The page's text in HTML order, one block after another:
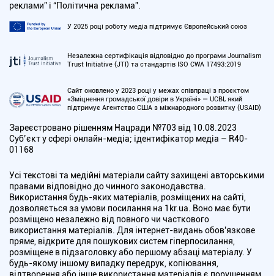
реклами” і “Політична реклама”.
У 2025 році роботу медіа підтримує Європейський союз
Незалежна сертифікація відповідно до програми Journalism
Trust Initiative (JTI) та стандартів ISO CWA 17493:2019
Сайт оновлено у 2023 році у межах співпраці з проєктом
«Зміцнення громадської довіри в Україні» — UCBI, який
підтримує Агентство США з міжнародного розвитку (USAID)
Зареєстровано рішенням Нацради №703 від 10.08.2023
Cуб’єкт у сфері онлайн-медіа; ідентифікатор медіа – R40-
01168
Усі текстові та медійні матеріали сайту захищені авторськими
правами відповідно до чинного законодавства.
Використання будь-яких матеріалів, розміщених на сайті,
дозволяється за умови посилання на 1kr.ua. Воно має бути
розміщено незалежно від повного чи часткового
використання матеріалів. Для інтернет-видань обов'язкове
пряме, відкрите для пошукових систем гіперпосилання,
розміщене в підзаголовку або першому абзаці матеріалу. У
будь-якому іншому випадку передрук, копіювання,